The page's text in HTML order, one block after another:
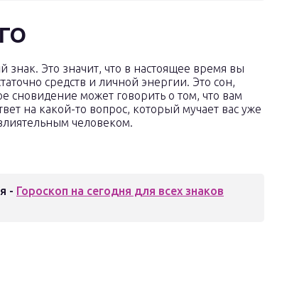
Это значит, что в настоящее время вы
средств и личной энергии. Это сон,
сновидение может говорить о том, что вам
на какой-то вопрос, который мучает вас уже
человеком.
- Гороскоп на сегодня для всех знаков